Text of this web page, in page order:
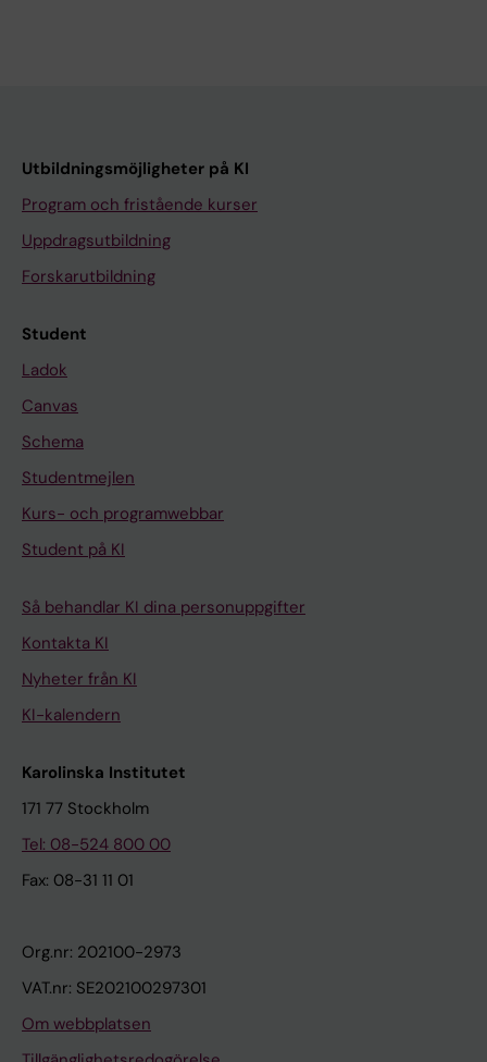
Utbildningsmöjligheter på KI
Program och fristående kurser
Uppdragsutbildning
Forskarutbildning
Student
Ladok
Canvas
Schema
Studentmejlen
Kurs- och programwebbar
Student på KI
Så behandlar KI dina personuppgifter
Kontakta KI
Nyheter från KI
KI-kalendern
Karolinska Institutet
171 77 Stockholm
Tel: 08-524 800 00
Fax: 08-31 11 01
Org.nr: 202100-2973
VAT.nr: SE202100297301
Om webbplatsen